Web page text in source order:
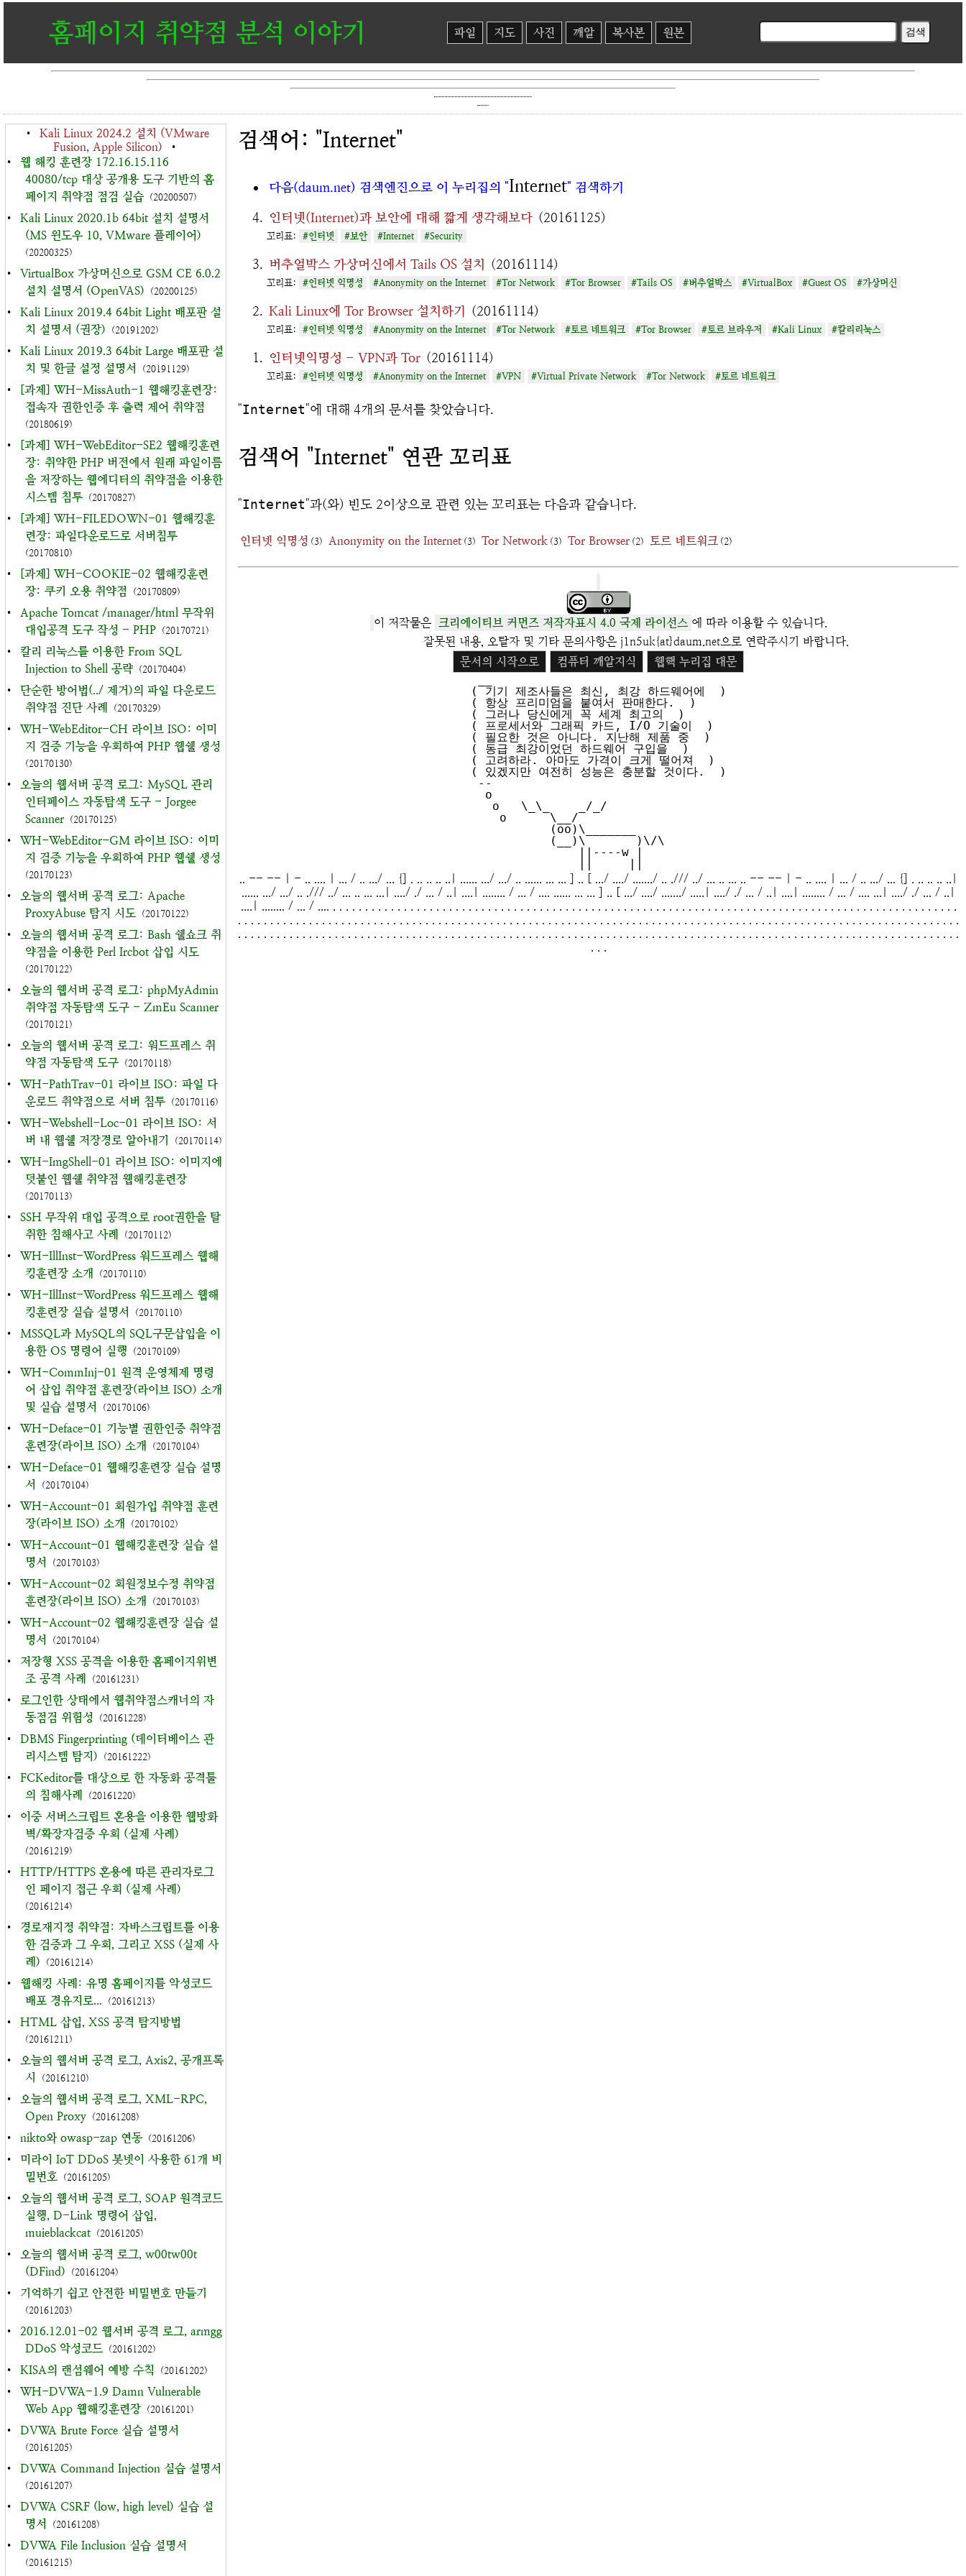
홈페이지 취약점 분석 이야기 파일 지도 사진 깨알 복사본 원본
•
Kali Linux 2024.2 설치 (VMware
Fusion, Apple Silicon)
•
•
웹 해킹 훈련장 172.16.15.116
40080/tcp 대상 공개용 도구 기반의 홈
페이지 취약점 점검 실습 (20200507)
•
Kali Linux 2020.1b 64bit 설치 설명서
(MS 윈도우 10, VMware 플레이어)
(20200325)
•
VirtualBox 가상머신으로 GSM CE 6.0.2
설치 설명서 (OpenVAS)
(20200125)
•
Kali Linux 2019.4 64bit Light 배포판 설
치 설명서 (권장)
(20191202)
•
Kali Linux 2019.3 64bit Large 배포판 설
치 및 한글 설정 설명서
(20191129)
•
[과제] WH-MissAuth-1 웹해킹훈련장:
접속자 권한인증 후 출력 제어 취약점
(20180619)
•
[과제] WH-WebEditor-SE2 웹해킹훈련
장: 취약한 PHP 버전에서 원래 파일이름
을 저장하는 웹에디터의 취약점을 이용한
시스템 침투 (20170827)
•
[과제] WH-FILEDOWN-01 웹해킹훈
련장: 파일다운로드로 서버침투
(20170810)
•
[과제] WH-COOKIE-02 웹해킹훈련
장: 쿠키 오용 취약점
(20170809)
•
Apache Tomcat /manager/html 무작위
대입공격 도구 작성 - PHP (20170721)
•
칼리 리눅스를 이용한 From SQL
Injection to Shell 공략 (20170404)
•
단순한 방어법(../ 제거)의 파일 다운로드
취약점 진단 사례
(20170329)
•
WH-WebEditor-CH 라이브 ISO: 이미
지 검증 기능을 우회하여 PHP 웹쉘 생성
(20170130)
•
오늘의 웹서버 공격 로그: MySQL 관리
인터페이스 자동탐색 도구 - Jorgee
Scanner (20170125)
•
WH-WebEditor-GM 라이브 ISO: 이미
지 검증 기능을 우회하여 PHP 웹쉘 생성
(20170123)
•
오늘의 웹서버 공격 로그: Apache
ProxyAbuse 탐지 시도 (20170122)
•
오늘의 웹서버 공격 로그: Bash 쉘쇼크 취
약점을 이용한 Perl Ircbot 삽입 시도
(20170122)
•
오늘의 웹서버 공격 로그: phpMyAdmin
취약점 자동탐색 도구 - ZmEu Scanner
(20170121)
•
오늘의 웹서버 공격 로그: 워드프레스 취
약점 자동탐색 도구 (20170118)
•
WH-PathTrav-01 라이브 ISO: 파일 다
운로드 취약점으로 서버 침투 (20170116)
•
WH-Webshell-Loc-01 라이브 ISO: 서
버 내 웹쉘 저장경로 알아내기
(20170114)
•
WH-ImgShell-01 라이브 ISO: 이미지에
덧붙인 웹쉘 취약점 웹해킹훈련장
(20170113)
•
SSH 무작위 대입 공격으로 root권한을 탈
취한 침해사고 사례
(20170112)
•
WH-IllInst-WordPress 워드프레스 웹해
킹훈련장 소개
(20170110)
•
WH-IllInst-WordPress 워드프레스 웹해
킹훈련장 실습 설명서
(20170110)
•
MSSQL과 MySQL의 SQL구문삽입을 이
용한 OS 명령어 실행
(20170109)
•
WH-CommInj-01 원격 운영체제 명령
어 삽입 취약점 훈련장(라이브 ISO) 소개
및 실습 설명서
(20170106)
•
WH-Deface-01 기능별 권한인증 취약점
훈련장(라이브 ISO) 소개
(20170104)
•
WH-Deface-01 웹해킹훈련장 실습 설명
서
(20170104)
•
WH-Account-01 회원가입 취약점 훈련
장(라이브 ISO) 소개
(20170102)
•
WH-Account-01 웹해킹훈련장 실습 설
명서
(20170103)
•
WH-Account-02 회원정보수정 취약점
훈련장(라이브 ISO) 소개
(20170103)
•
WH-Account-02 웹해킹훈련장 실습 설
명서
(20170104)
•
저장형 XSS 공격을 이용한 홈페이지위변
조 공격 사례
(20161231)
•
로그인한 상태에서 웹취약점스캐너의 자
동점검 위험성
(20161228)
•
DBMS Fingerprinting (데이터베이스 관
리시스템 탐지)
(20161222)
•
FCKeditor를 대상으로 한 자동화 공격툴
의 침해사례
(20161220)
•
이중 서버스크립트 혼용을 이용한 웹방화
벽/확장자검증 우회 (실제 사례)
(20161219)
•
HTTP/HTTPS 혼용에 따른 관리자로그
인 페이지 접근 우회 (실제 사례)
(20161214)
•
경로재지정 취약점: 자바스크립트를 이용
한 검증과 그 우회, 그리고 XSS (실제 사
례)
(20161214)
•
웹해킹 사례: 유명 홈페이지를 악성코드
배포 경유지로...
(20161213)
• HTML 삽입, XSS 공격 탐지방법
(20161211)
•
오늘의 웹서버 공격 로그, Axis2, 공개프록
시
(20161210)
•
오늘의 웹서버 공격 로그, XML-RPC,
Open Proxy (20161208)
• nikto와 owasp-zap 연동 (20161206)
•
미라이 IoT DDoS 봇넷이 사용한 61개 비
밀번호 (20161205)
•
오늘의 웹서버 공격 로그, SOAP 원격코드
실행, D-Link 명령어 삽입,
muieblackcat (20161205)
•
오늘의 웹서버 공격 로그, w00tw00t
(DFind)
(20161204)
• 기억하기 쉽고 안전한 비밀번호 만들기
(20161203)
•
2016.12.01-02 웹서버 공격 로그, armgg
DDoS 악성코드 (20161202)
• KISA의 랜섬웨어 예방 수칙 (20161202)
•
WH-DVWA-1.9 Damn Vulnerable
Web App 웹해킹훈련장 (20161201)
• DVWA Brute Force 실습 설명서
(20161205)
• DVWA Command Injection 실습 설명서
(20161207)
•
DVWA CSRF (low, high level) 실습 설
명서
(20161208)
• DVWA File Inclusion 실습 설명서
(20161215)
검색어: "Internet"
다음(daum.net) 검색엔진으로 이 누리집의 "Internet" 검색하기
인터넷(Internet)과 보안에 대해 짧게 생각해보다 (20161125)
꼬리표: #인터넷 #보안 #Internet #Security
버추얼박스 가상머신에서 Tails OS 설치 (20161114)
꼬리표: #인터넷 익명성 #Anonymity on the Internet #Tor Network #Tor Browser #Tails OS #버추얼박스 #VirtualBox #Guest OS #가상머신
Kali Linux에 Tor Browser 설치하기 (20161114)
꼬리표: #인터넷 익명성 #Anonymity on the Internet #Tor Network #토르 네트워크 #Tor Browser #토르 브라우저 #Kali Linux #칼리리눅스
인터넷익명성 - VPN과 Tor (20161114)
꼬리표: #인터넷 익명성 #Anonymity on the Internet #VPN #Virtual Private Network #Tor Network #토르 네트워크
"Internet"에 대해 4개의 문서를 찾았습니다.
검색어 "Internet" 연관 꼬리표
"Internet"과(와) 빈도 2이상으로 관련 있는 꼬리표는 다음과 같습니다.
인터넷 익명성 (3) Anonymity on the Internet (3) Tor Network (3) Tor Browser (2) 토르 네트워크 (2)
이 저작물은 크리에이티브 커먼즈 저작자표시 4.0 국제 라이선스 에 따라 이용할 수 있습니다.
잘못된 내용, 오탈자 및 기타 문의사항은 j1n5uk{at}daum.net으로 연락주시기 바랍니다.
문서의 시작으로
컴퓨터 깨알지식
웹핵 누리집 대문
( 기기 제조사들은 최신, 최강 하드웨어에  )
( 항상 프리미엄을 붙여서 판매한다.  )
( 그러나 당신에게 꼭 세계 최고의  )
( 프로세서와 그래픽 카드, I/O 기술이  )
( 필요한 것은 아니다. 지난해 제품 중  )
( 동급 최강이었던 하드웨어 구입을  )
( 고려하라. 아마도 가격이 크게 떨어져  )
( 있겠지만 여전히 성능은 충분할 것이다.  )
               ||----w |
.. -- -- | - .. .... | ... / .. .../ ... {] . .. .. .. ..| ...... .../ .../ .. ...... ... ... ] .. [ .../ ..../ ......./ .. ./// ../ ... .. ... .. -- -- | - .. .... | ... / .. .../ ... {] . .. .. .. ..|
...... .../ .../ .. ./// ../ ... .. ... ...| ..../ ./ ... / ..| ....| ........ / ... / .... ...... ... ... ] .. [ .../ ..../ ......./ .....| ..../ ./ ... / ..| ....| ........ / ... / .... ...| ..../ ./ ... / ..|
....| ........ / ... / .... . . . . . . . . . . . . . . . . . . . . . . . . . . . . . . . . . . . . . . . . . . . . . . . . . . . . . . . . . . . . . . . . . . . . . . . . . . . . . . . . . . . . . . . . . . . . . . . . .
. . . . . . . . . . . . . . . . . . . . . . . . . . . . . . . . . . . . . . . . . . . . . . . . . . . . . . . . . . . . . . . . . . . . . . . . . . . . . . . . . . . . . . . . . . . . . . . . . . . . . . . . . . . . . . . .
. . . . . . . . . . . . . . . . . . . . . . . . . . . . . . . . . . . . . . . . . . . . . . . . . . . . . . . . . . . . . . . . . . . . . . . . . . . . . . . . . . . . . . . . . . . . . . . . . . . . . . . . . . . . . . . .
. . .